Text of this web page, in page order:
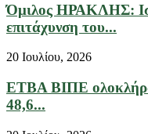
Όμιλος ΗΡΑΚΛΗΣ:
επιτάχυνση του...
20 Ιουλίου, 2026
ΕΤΒΑ ΒΙΠΕ
48,6...